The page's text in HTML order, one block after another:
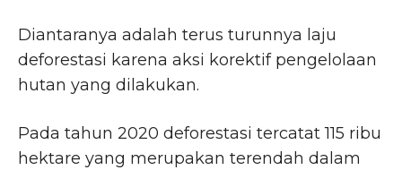
Diantaranya adalah terus turunnya laju
deforestasi karena aksi korektif pengelolaan
hutan yang dilakukan.
Pada tahun 2020 deforestasi tercatat 115 ribu
hektare yang merupakan terendah dalam